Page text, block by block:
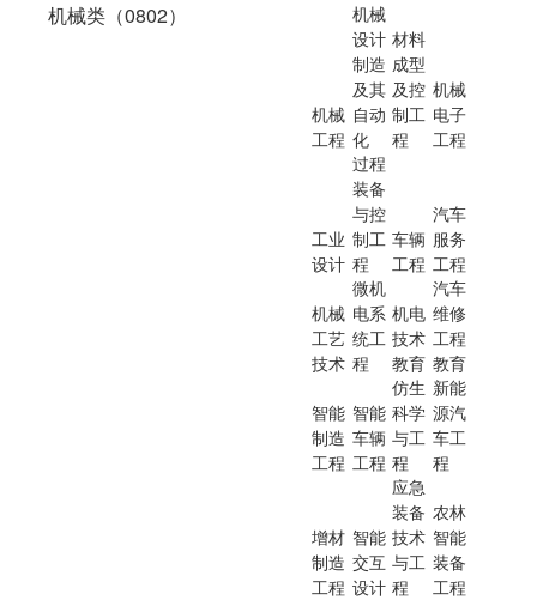
机械类（0802）
机械
工程
机械
设计
制造
及其
自动
化
材料
成型
及控
制工
程
机械
电子
工程
工业
设计
过程
装备
与控
制工
程
车辆
工程
汽车
服务
工程
机械
工艺
技术
微机
电系
统工
程
机电
技术
教育
汽车
维修
工程
教育
智能
制造
工程
智能
车辆
工程
仿生
科学
与工
程
新能
源汽
车工
程
增材
制造
工程
智能
交互
设计
应急
装备
技术
与工
程
农林
智能
装备
工程